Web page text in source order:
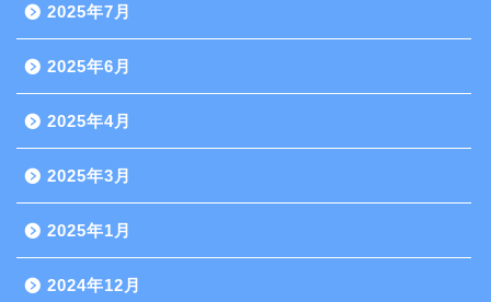
2025年7月
2025年6月
2025年4月
2025年3月
2025年1月
2024年12月